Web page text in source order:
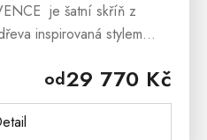
od29 770 Kč
je šatní skříň z
inspirovaná stylem
je vyrobená z...